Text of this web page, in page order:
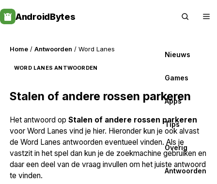
to
content
AndroidBytes
Nieuws
Games
Apps
Tips
Overig
Antwoorden
Home / Antwoorden / Word Lanes
WORD LANES ANTWOORDEN
Stalen of andere rossen parkeren
Het antwoord op Stalen of andere rossen parkeren
voor Word Lanes vind je hier. Hieronder kun je ook alvast
de Word Lanes antwoorden eventueel vinden. Als je
vastzit in het spel dan kun je de zoekmachine gebruiken en
daar een deel van de vraag invullen om het juiste antwoord
te vinden.